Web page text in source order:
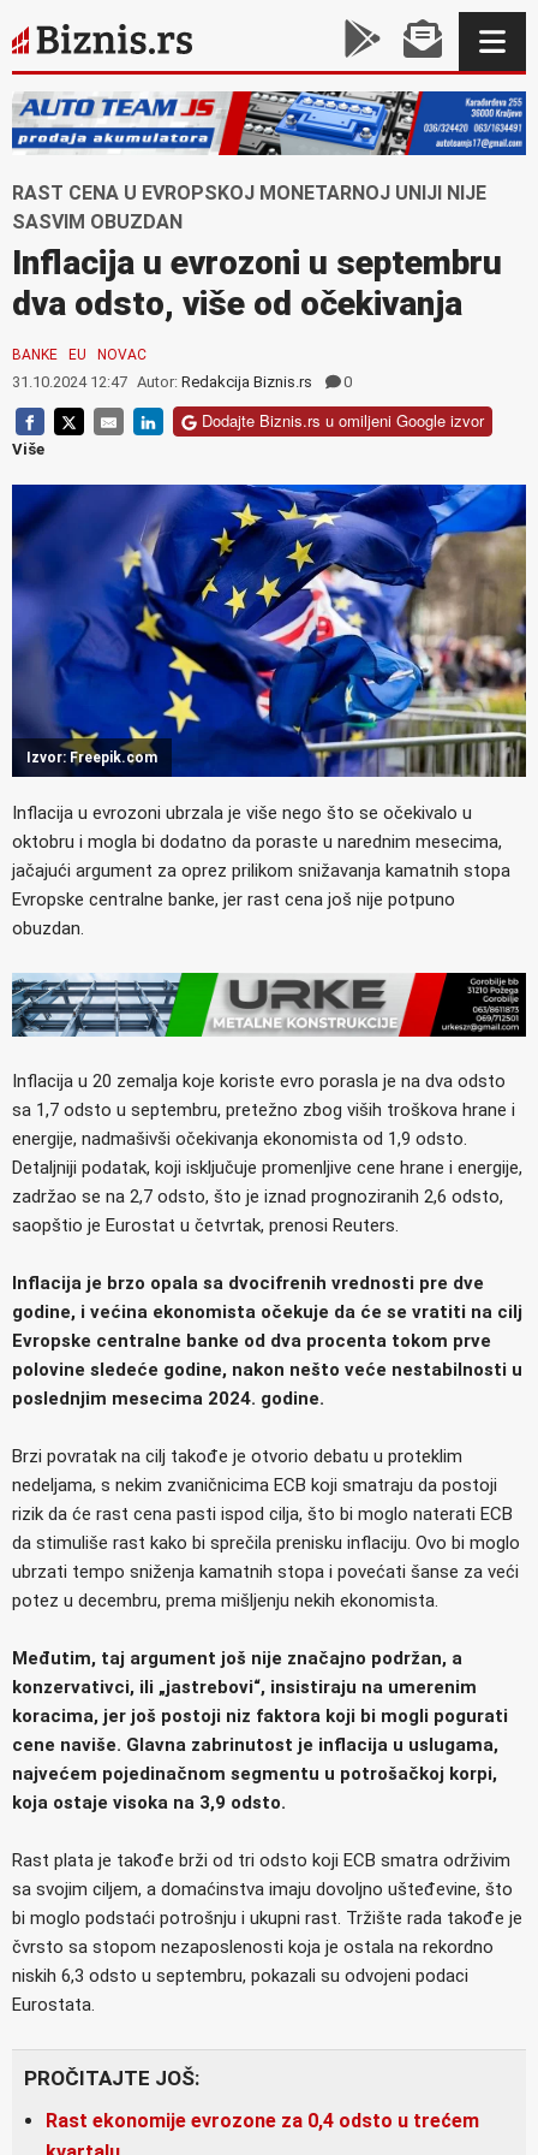
RAST CENA U EVROPSKOJ MONETARNOJ UNIJI NIJE
SASVIM OBUZDAN
Inflacija u evrozoni u septembru
dva odsto, više od očekivanja
BANKE EU NOVAC
31.10.2024 12:47 Autor: Redakcija Biznis.rs 0
Dodajte Biznis.rs u omiljeni Google izvor
Više
Izvor: Freepik.com
Inflacija u evrozoni ubrzala je više nego što se očekivalo u
oktobru i mogla bi dodatno da poraste u narednim mesecima,
jačajući argument za oprez prilikom snižavanja kamatnih stopa
Evropske centralne banke, jer rast cena još nije potpuno
obuzdan.
Inflacija u 20 zemalja koje koriste evro porasla je na dva odsto
sa 1,7 odsto u septembru, pretežno zbog viših troškova hrane i
energije, nadmašivši očekivanja ekonomista od 1,9 odsto.
Detaljniji podatak, koji isključuje promenljive cene hrane i energije,
zadržao se na 2,7 odsto, što je iznad prognoziranih 2,6 odsto,
saopštio je Eurostat u četvrtak, prenosi Reuters.
Inflacija je brzo opala sa dvocifrenih vrednosti pre dve
godine, i većina ekonomista očekuje da će se vratiti na cilj
Evropske centralne banke od dva procenta tokom prve
polovine sledeće godine, nakon nešto veće nestabilnosti u
poslednjim mesecima 2024. godine.
Brzi povratak na cilj takođe je otvorio debatu u proteklim
nedeljama, s nekim zvaničnicima ECB koji smatraju da postoji
rizik da će rast cena pasti ispod cilja, što bi moglo naterati ECB
da stimuliše rast kako bi sprečila prenisku inflaciju. Ovo bi moglo
ubrzati tempo sniženja kamatnih stopa i povećati šanse za veći
potez u decembru, prema mišljenju nekih ekonomista.
Međutim, taj argument još nije značajno podržan, a
konzervativci, ili „jastrebovi“, insistiraju na umerenim
koracima, jer još postoji niz faktora koji bi mogli pogurati
cene naviše. Glavna zabrinutost je inflacija u uslugama,
najvećem pojedinačnom segmentu u potrošačkoj korpi,
koja ostaje visoka na 3,9 odsto.
Rast plata je takođe brži od tri odsto koji ECB smatra održivim
sa svojim ciljem, a domaćinstva imaju dovoljno ušteđevine, što
bi moglo podstaći potrošnju i ukupni rast. Tržište rada takođe je
čvrsto sa stopom nezaposlenosti koja je ostala na rekordno
niskih 6,3 odsto u septembru, pokazali su odvojeni podaci
Eurostata.
PROČITAJTE JOŠ:
Rast ekonomije evrozone za 0,4 odsto u trećem